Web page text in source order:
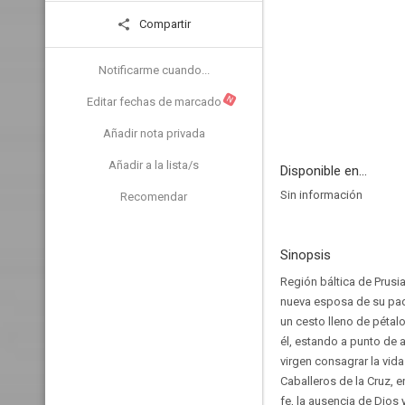
Compartir
Notificarme cuando...
Editar fechas de marcado N
Añadir nota privada
Añadir a la lista/s
Recomendar
Disponible en...
Sin información
Sinopsis
Región báltica de
nueva esposa de su
un cesto lleno de
él, estando a punto de
virgen consagrar la
Caballeros de la Cruz,
fe, la ausencia de Dios